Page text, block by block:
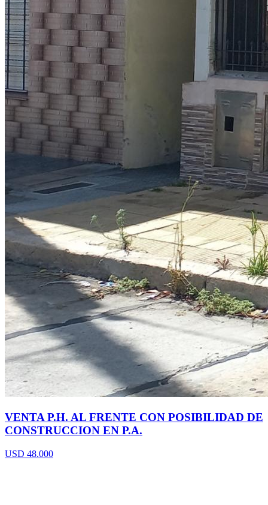
VENTA P.H. AL FRENTE CON POSIBILIDAD DE
CONSTRUCCION EN P.A.
USD 48.000